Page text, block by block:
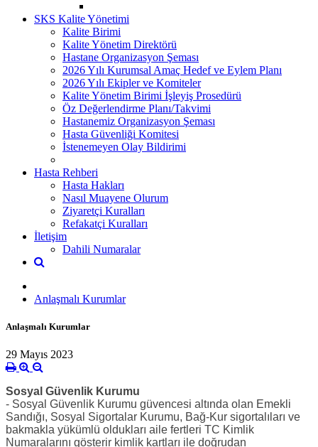
SKS Kalite Yönetimi
Kalite Birimi
Kalite Yönetim Direktörü
Hastane Organizasyon Şeması
2026 Yılı Kurumsal Amaç Hedef ve Eylem Planı
2026 Yılı Ekipler ve Komiteler
Kalite Yönetim Birimi İşleyiş Prosedürü
Öz Değerlendirme Planı/Takvimi
Hastanemiz Organizasyon Şeması
Hasta Güvenliği Komitesi
İstenemeyen Olay Bildirimi
Hasta Rehberi
Hasta Hakları
Nasıl Muayene Olurum
Ziyaretçi Kuralları
Refakatçi Kuralları
İletişim
Dahili Numaralar
Anlaşmalı Kurumlar
Anlaşmalı Kurumlar
29 Mayıs 2023
Sosyal Güvenlik Kurumu
- Sosyal Güvenlik Kurumu güvencesi altında olan Emekli
Sandığı, Sosyal Sigortalar Kurumu, Bağ-Kur sigortalıları ve
bakmakla yükümlü oldukları aile fertleri TC Kimlik
Numaralarını gösterir kimlik kartları ile doğrudan